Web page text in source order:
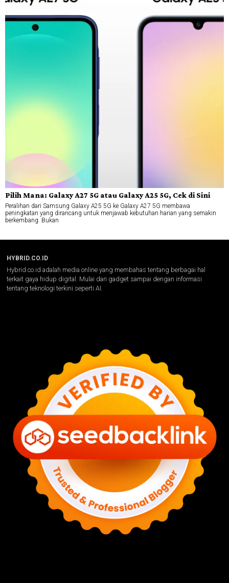
Pilih Mana: Galaxy A27 5G atau Galaxy A25 5G, Cek di Sini
Peralihan dari Samsung Galaxy A25 5G ke Galaxy A27 5G membawa
peningkatan yang dirancang untuk menjawab kebutuhan harian yang semakin
berkembang. Bukan
HYBRID.CO.ID
Hybrid.co.id adalah media online yang membahas tentang berbagai hal
terkait gaya hidup digital. Mulai dari gadget sampai dengan informasi
tentang teknologi terkini seperti AI.